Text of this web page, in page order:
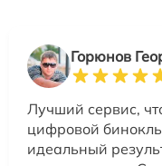
Горюнов
Лучший сервис,
цифровой
идеальный